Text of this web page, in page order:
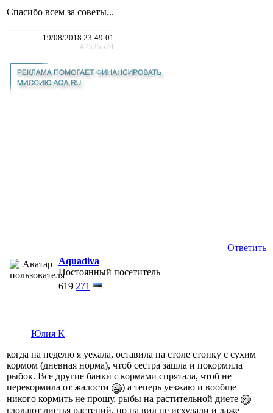
Спасибо всем за советы...
19/08/2018 23:49:01
#2525524
Ответить
Aquadiva
Постоянный посетитель
619 271
Юлия К
когда на неделю я уехала, оставила на столе стопку с сухим
кормом (дневная норма), чтоб сестра зашла и покормила
рыбок. Все другие банки с кормами спрятала, чтоб не
перекормила от жалости
) а теперь уезжаю и вообще
никого кормить не прошу, рыбы на растительной диете
глодают листья растений, но на вид не исхудали и даже